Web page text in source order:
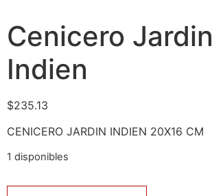
Cenicero Jardin
Indien
$235.13
CENICERO JARDIN INDIEN 20X16 CM
1 disponibles